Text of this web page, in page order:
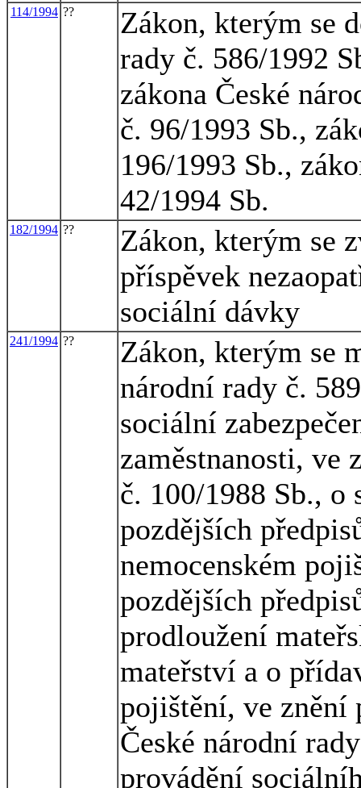
114/1994 ??
Zákon, kterým se
rady č. 586/1992
zákona České
č. 96/1993 Sb.,
196/1993 Sb.,
42/1994 Sb.
182/1994 ??
Zákon, kterým se
příspěvek
sociální dávky
241/1994 ??
Zákon, kterým se
národní rady č.
sociální
zaměstnanosti, ve
č. 100/1988 Sb., o
pozdějších
nemocenském
pozdějších
prodloužení
mateřství a o
pojištění, ve znění
České národní
provádění